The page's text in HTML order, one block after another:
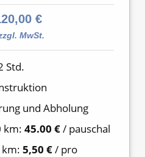
€
MwSt.
Std.
und Abholung
km: 45.00 €/ pauschal
5,50 €/ pro